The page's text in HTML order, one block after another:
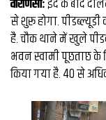
साहित्य
संस्कृति
ख़ान पान और
अंतरराष्ट्रीय
वाराणसी:ईद के बाद
से शुरू होगा.
है. चौक थाने में खुले
भवन स्वामी पूछताछ के
किया गया है. 40 से